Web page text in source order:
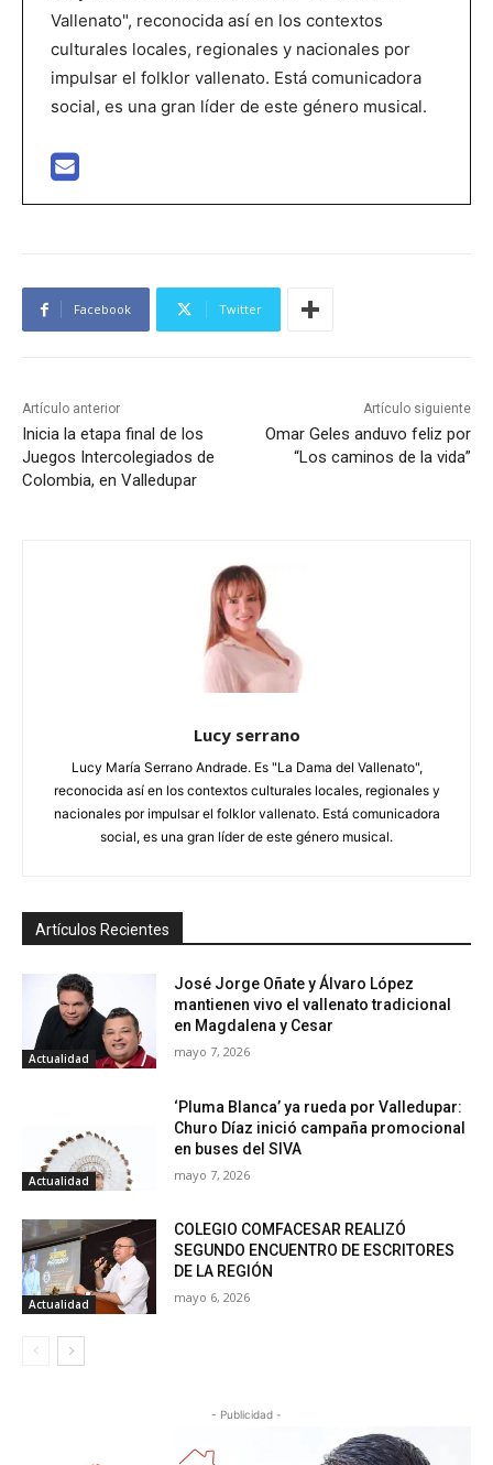
Vallenato", reconocida así en los contextos
culturales locales, regionales y nacionales por
impulsar el folklor vallenato. Está comunicadora
social, es una gran líder de este género musical.
Facebook Twitter
Artículo anterior
Inicia la etapa final de los
Juegos Intercolegiados de
Colombia, en Valledupar
Artículo siguiente
Omar Geles anduvo feliz por
“Los caminos de la vida”
Lucy serrano
Lucy María Serrano Andrade. Es "La Dama del Vallenato",
reconocida así en los contextos culturales locales, regionales y
nacionales por impulsar el folklor vallenato. Está comunicadora
social, es una gran líder de este género musical.
Artículos Recientes
Actualidad
José Jorge Oñate y Álvaro López
mantienen vivo el vallenato tradicional
en Magdalena y Cesar
mayo 7, 2026
Actualidad
‘Pluma Blanca’ ya rueda por Valledupar:
Churo Díaz inició campaña promocional
en buses del SIVA
mayo 7, 2026
Actualidad
COLEGIO COMFACESAR REALIZÓ
SEGUNDO ENCUENTRO DE ESCRITORES
DE LA REGIÓN
mayo 6, 2026
- Publicidad -